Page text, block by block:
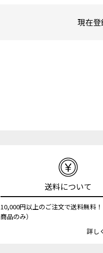
現在登
送料について
10,000円以上のご注文で送料無料
商品のみ）
詳し